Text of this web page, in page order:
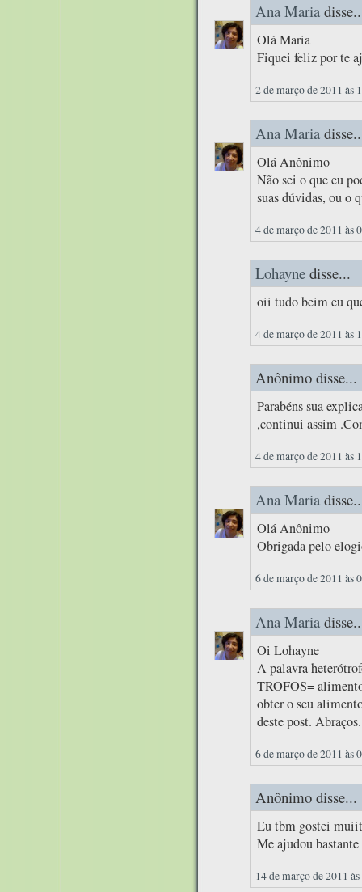
Ana Maria
Olá Maria
Fiquei feliz por te
2 de março de 2011 às
Ana Maria
Olá Anônimo
Não sei o que eu
suas dúvidas, ou o
4 de março de 2011 às
Lohayne disse...
oii tudo beim eu
4 de março de 2011 às
Anônimo disse...
Parabéns sua
,continui assim
4 de março de 2011 às
Ana Maria
Olá Anônimo
Obrigada pelo
6 de março de 2011 às
Ana Maria
Oi Lohayne
A palavra
TROFOS=
obter o seu
deste post. Abraços.
6 de março de 2011 às
Anônimo disse...
Eu tbm gostei
Me ajudou
14 de março de 2011